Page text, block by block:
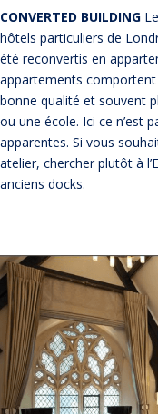
CONVERTED BUILDING
hôtels particuliers de
été reconvertis en
appartements comportent
bonne qualité et souvent
ou une école. Ici ce n’est
apparentes. Si vous
atelier, chercher plutôt à
anciens docks.